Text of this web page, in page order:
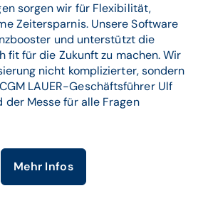
sorgen wir für Flexibilität,
Zeitersparnis. Unsere Software
und unterstützt die
fit für die Zukunft zu machen. Wir
nicht komplizierter, sondern
LAUER-Geschäftsführer Ulf
der Messe für alle Fragen
Mehr Infos